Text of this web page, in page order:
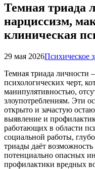
Темная триада
нарциссизм,
клиническая
29 мая 2026Психическое
Темная триада личности
психологических черт,
манипулятивностью,
злоупотреблениям. Эти
открыто и зачастую
выявление и
работающих в области
социальной работы,
триады даёт возможность
потенциально опасных
профилактики вредных